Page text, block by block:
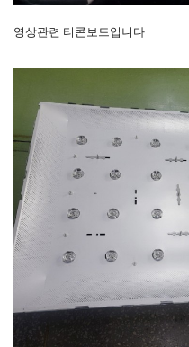
영상관련 티콘보드입니다